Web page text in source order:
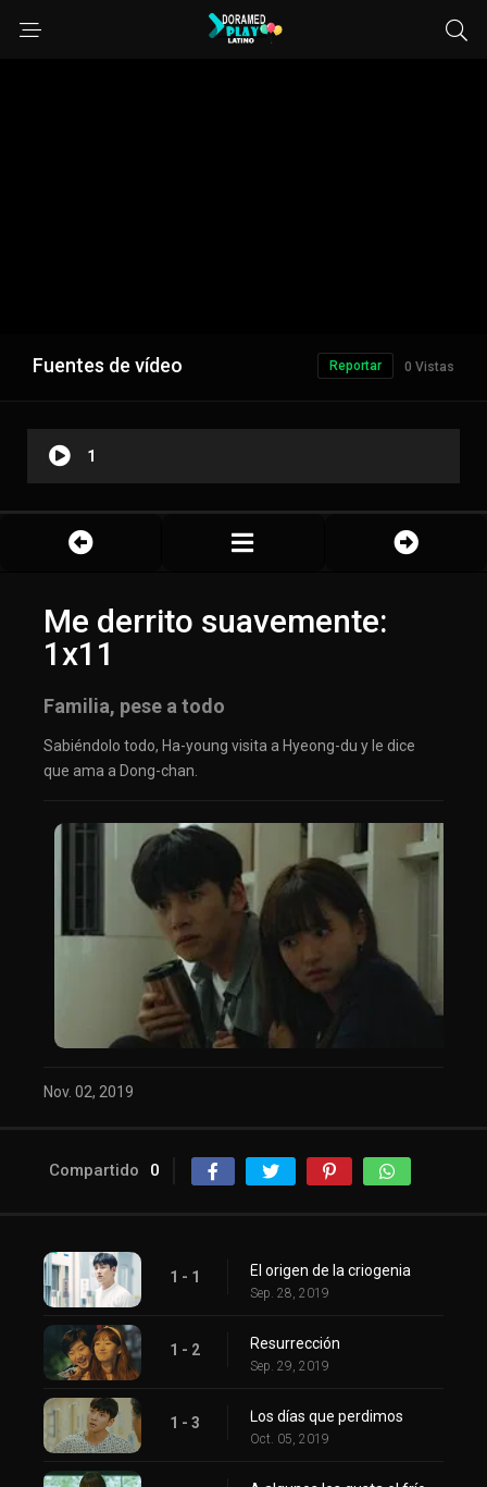
Fuentes de vídeo 0 Vistas
Reportar
1
Me derrito suavemente:
1x11
Familia, pese a todo
Sabiéndolo todo, Ha-young visita a Hyeong-du y le dice
que ama a Dong-chan.
Nov. 02, 2019
Compartido 0
1 - 1 El origen de la criogenia
Sep. 28, 2019
1 - 2 Resurrección
Sep. 29, 2019
1 - 3 Los días que perdimos
Oct. 05, 2019